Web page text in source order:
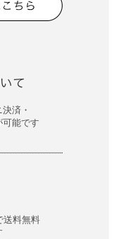
済・
能です
送料無料